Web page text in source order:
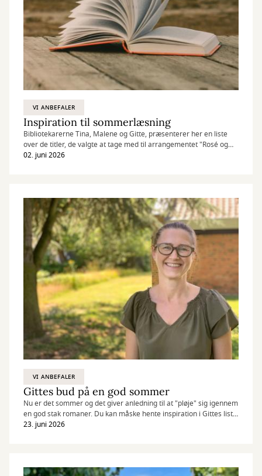
VI ANBEFALER
Inspiration til sommerlæsning
Bibliotekarerne Tina, Malene og Gitte, præsenterer her en liste
over de titler, de valgte at tage med til arrangementet "Rosé og
romaner". Alle er romaner, der er lige til at tage med i
02. juni 2026
VI ANBEFALER
Gittes bud på en god sommer
Nu er det sommer og det giver anledning til at "pløje" sig igennem
en god stak romaner. Du kan måske hente inspiration i Gittes liste
herunder.
23. juni 2026